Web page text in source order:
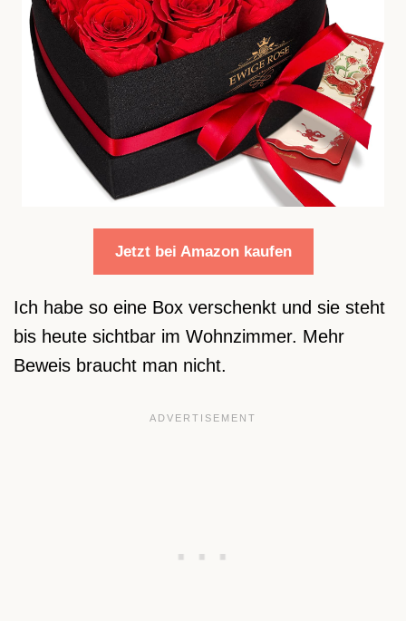
Jetzt bei Amazon kaufen
Ich habe so eine Box verschenkt und sie steht
bis heute sichtbar im Wohnzimmer. Mehr
Beweis braucht man nicht.